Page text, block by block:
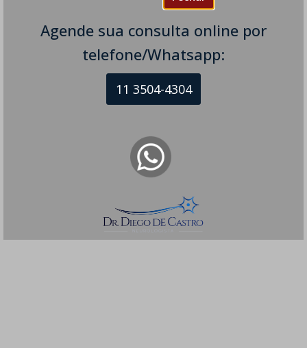
Agende sua consulta online por
telefone/Whatsapp:
11 3504-4304